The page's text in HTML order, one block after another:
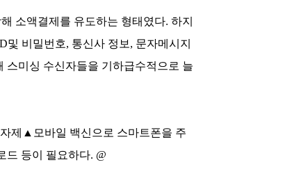
소액결제를 유도하는 형태였다. 하지
비밀번호, 통신사 정보, 문자메시지
스미싱 수신자들을 기하급수적으로 늘
제▲모바일 백신으로 스마트폰을 주
등이 필요하다. @